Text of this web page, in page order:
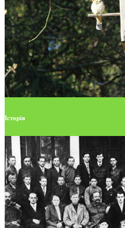
Історія